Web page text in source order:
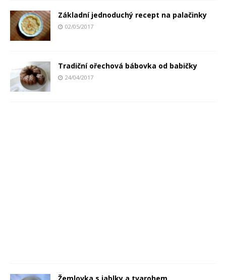
Základní jednoduchý recept na palačinky
02/05/2017
Tradiční ořechová bábovka od babičky
24/04/2017